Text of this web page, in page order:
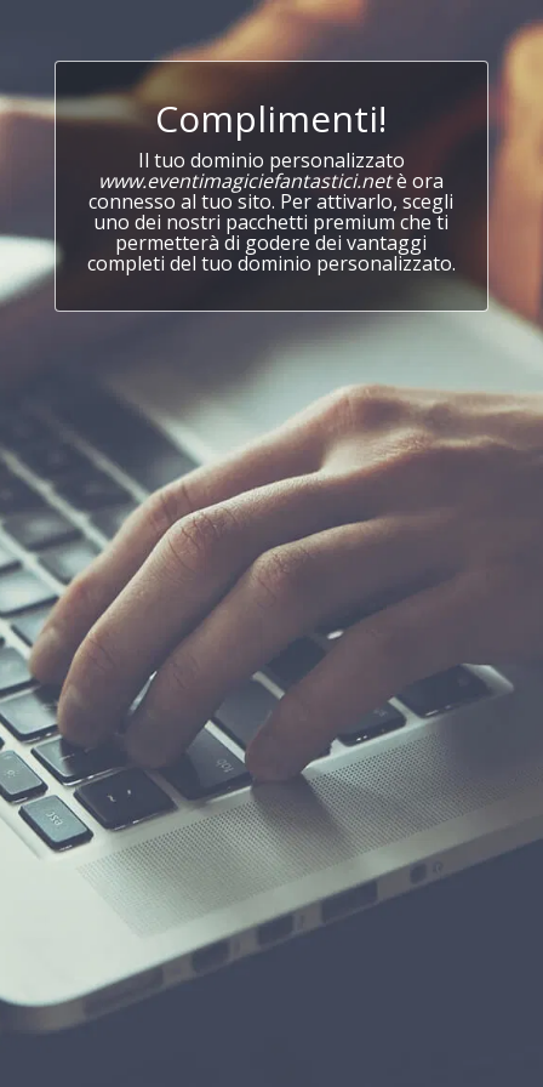
Complimenti!
Il tuo dominio personalizzato
www.eventimagiciefantastici.netè ora
connesso al tuo sito. Per attivarlo, scegli
uno dei nostri pacchetti premium che ti
permetterà di godere dei vantaggi
completi del tuo dominio personalizzato.